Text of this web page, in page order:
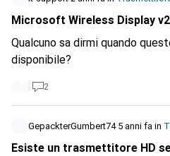
Microsoft Wireless Display v2
Qualcuno sa dirmi quando
disponibile?
2
GepackterGumbert74 5 anni fa in
Esiste un trasmettitore HD